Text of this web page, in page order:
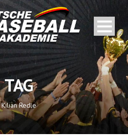
TAG
Kilian Redle